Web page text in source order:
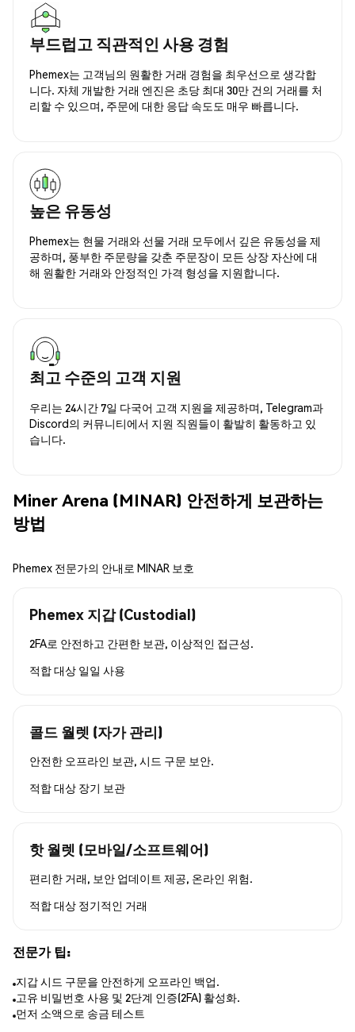
부드럽고 직관적인 사용 경험
Phemex는 고객님의 원활한 거래 경험을 최우선으로 생각합
니다. 자체 개발한 거래 엔진은 초당 최대 30만 건의 거래를 처
리할 수 있으며, 주문에 대한 응답 속도도 매우 빠릅니다.
높은 유동성
Phemex는 현물 거래와 선물 거래 모두에서 깊은 유동성을 제
공하며, 풍부한 주문량을 갖춘 주문장이 모든 상장 자산에 대
해 원활한 거래와 안정적인 가격 형성을 지원합니다.
최고 수준의 고객 지원
우리는 24시간 7일 다국어 고객 지원을 제공하며, Telegram과
Discord의 커뮤니티에서 지원 직원들이 활발히 활동하고 있
습니다.
Miner Arena (MINAR) 안전하게 보관하는
방법
Phemex 전문가의 안내로 MINAR 보호
Phemex 지갑 (Custodial)
2FA로 안전하고 간편한 보관, 이상적인 접근성.
적합 대상 일일 사용
콜드 월렛 (자가 관리)
안전한 오프라인 보관, 시드 구문 보안.
적합 대상 장기 보관
핫 월렛 (모바일/소프트웨어)
편리한 거래, 보안 업데이트 제공, 온라인 위험.
적합 대상 정기적인 거래
전문가 팁:
지갑 시드 구문을 안전하게 오프라인 백업.
고유 비밀번호 사용 및 2단계 인증(2FA) 활성화.
먼저 소액으로 송금 테스트